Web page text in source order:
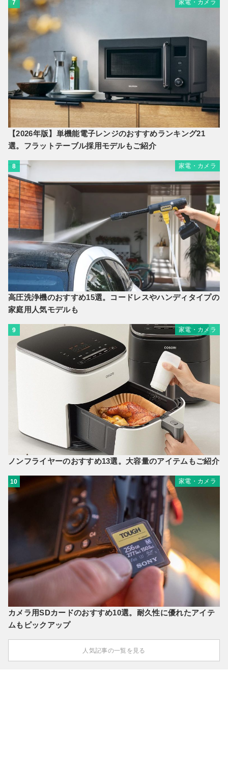
7 家電・カメラ
【2026年版】単機能電子レンジのおすすめランキング21
選。フラットテーブル採用モデルもご紹介
8 家電・カメラ
高圧洗浄機のおすすめ15選。コードレスやハンディタイプの
家庭用人気モデルも
9 家電・カメラ
ノンフライヤーのおすすめ13選。大容量のアイテムもご紹介
10 家電・カメラ
カメラ用SDカードのおすすめ10選。耐久性に優れたアイテ
ムもピックアップ
人気記事の一覧を見る